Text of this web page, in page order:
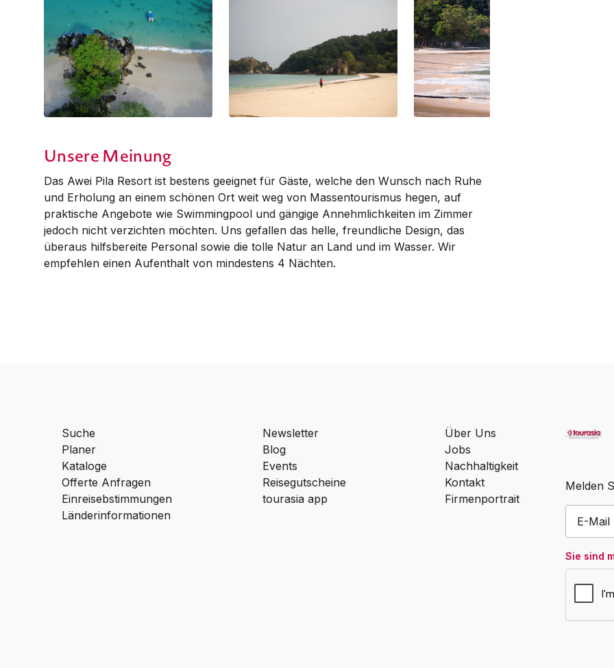
Unsere Meinung
Das Awei Pila Resort ist bestens geeignet für Gäste, welche den Wunsch nach Ruhe
und Erholung an einem schönen Ort weit weg von Massentourismus hegen, auf
praktische Angebote wie Swimmingpool und gängige Annehm­lichkeiten im Zimmer
jedoch nicht verzichten möchten. Uns gefallen das helle, freundliche Design, das
überaus hilfsbereite Personal sowie die tolle Natur an Land und im Wasser. Wir
empfehlen einen Aufenthalt von mindestens 4 Nächten.
Suche
Planer
Kataloge
Offerte Anfragen
Einreisebstimmungen
Länderinformationen
Newsletter
Blog
Events
Reisegutscheine
tourasia app
Über Uns
Jobs
Nachhaltigkeit
Kontakt
Firmenportrait
Melden
Sie sind